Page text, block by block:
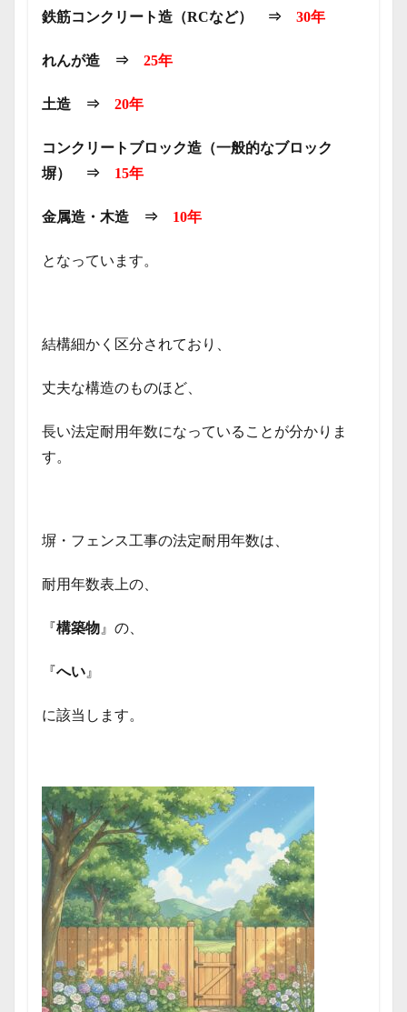
鉄筋コンクリート造（RCなど） ⇒ 30年
れんが造 ⇒ 25年
土造 ⇒ 20年
コンクリートブロック造（一般的なブロック
塀） ⇒ 15年
金属造・木造 ⇒ 10年
となっています。
結構細かく区分されており、
丈夫な構造のものほど、
長い法定耐用年数になっていることが分かりま
す。
塀・フェンス工事の法定耐用年数は、
耐用年数表上の、
『構築物 』の、
『へい 』
に該当します。